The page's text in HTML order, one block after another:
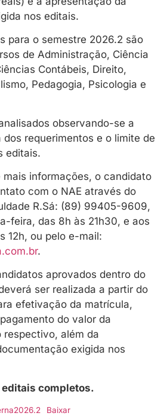
nos editais.
para o semestre 2026.2 são
de Administração, Ciência
Contábeis, Direito,
Pedagogia, Psicologia e
observando-se a
requerimentos e o limite de
editais.
mais informações, o candidato
com o NAE através do
R.Sá: (89) 99405-9609,
feira, das 8h às 21h30, e aos
12h, ou pelo e-mail:
.
aprovados dentro do
ser realizada a partir do
efetivação da matrícula,
do valor da
respectivo, além da
exigida nos
completos.
Baixar